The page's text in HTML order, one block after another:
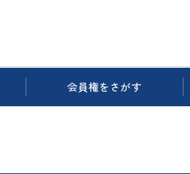
会員権をさがす